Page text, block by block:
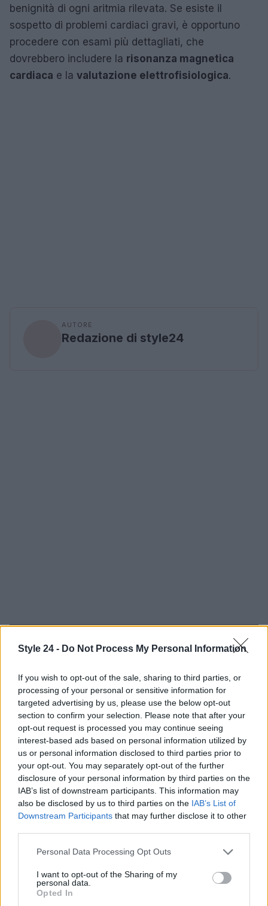
Style 24 - Do Not Process My Personal Information
If you wish to opt-out of the sale, sharing to third parties, or
processing of your personal or sensitive information for
targeted advertising by us, please use the below opt-out
section to confirm your selection. Please note that after your
opt-out request is processed you may continue seeing
interest-based ads based on personal information utilized by
us or personal information disclosed to third parties prior to
your opt-out. You may separately opt-out of the further
disclosure of your personal information by third parties on the
IAB’s list of downstream participants. This information may
also be disclosed by us to third parties on the IAB’s List of
Downstream Participants that may further disclose it to other
Please note that this website/app uses one or more Google
not limited to your visit or usage behaviour. You may click to
grant or deny consent to Google and its third-party tags to
use your data for below specified purposes in below Google
Personal Data Processing Opt Outs
I want to opt-out of the Sharing of my
personal data.
Opted In
benignità di ogni aritmia rilevata. Se esiste il
sospetto di problemi cardiaci gravi, è opportuno
procedere con esami più dettagliati, che
dovrebbero includere la risonanza magnetica
cardiaca e la valutazione elettrofisiologica.
AUTORE
Redazione di style24
Continua a leggere
FITNESS
funzionale
Camilla Fiore · 8 Ago 2026
FITNESS